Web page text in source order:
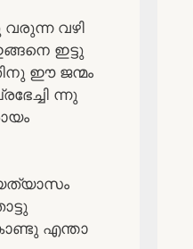
വഴി
ഇട്ടു
ഈ ജന്മം
ന്നു
എന്താ